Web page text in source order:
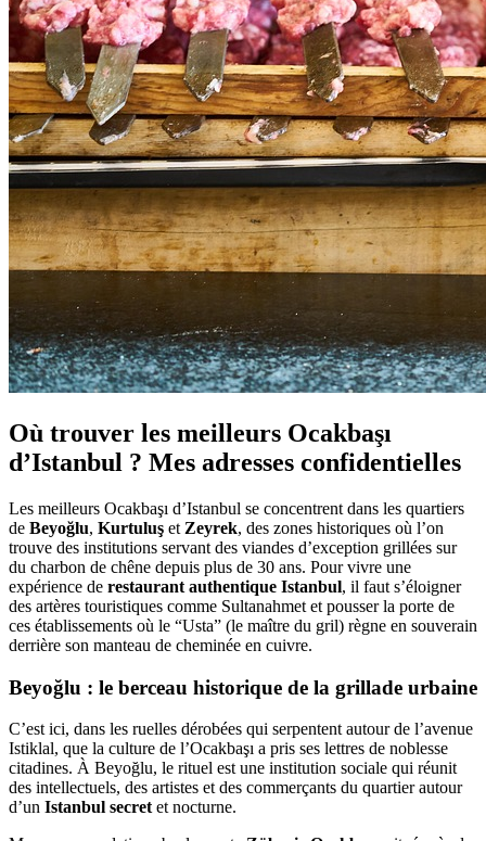
Où trouver les meilleurs Ocakbaşı
d’Istanbul ? Mes adresses confidentielles
Les meilleurs Ocakbaşı d’Istanbul se concentrent dans les quartiers
de Beyoğlu, Kurtuluş et Zeyrek, des zones historiques où l’on
trouve des institutions servant des viandes d’exception grillées sur
du charbon de chêne depuis plus de 30 ans. Pour vivre une
expérience de restaurant authentique Istanbul, il faut s’éloigner
des artères touristiques comme Sultanahmet et pousser la porte de
ces établissements où le “Usta” (le maître du gril) règne en souverain
derrière son manteau de cheminée en cuivre.
Beyoğlu : le berceau historique de la grillade urbaine
C’est ici, dans les ruelles dérobées qui serpentent autour de l’avenue
Istiklal, que la culture de l’Ocakbaşı a pris ses lettres de noblesse
citadines. À Beyoğlu, le rituel est une institution sociale qui réunit
des intellectuels, des artistes et des commerçants du quartier autour
d’un Istanbul secret et nocturne.